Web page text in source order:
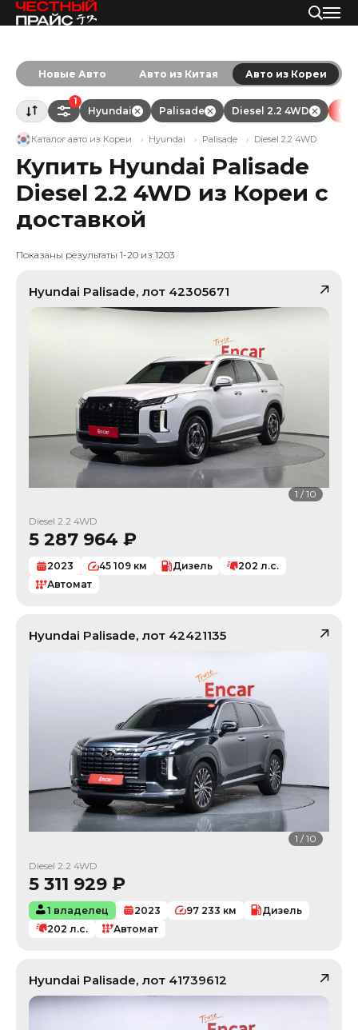
Новые Авто Авто из Китая Авто из Кореи
1
Hyundai Palisade Diesel 2.2 4WD
Каталог авто из Кореи Hyundai Palisade Diesel 2.2 4WD
Купить Hyundai Palisade
Diesel 2.2 4WD из Кореи с
доставкой
Показаны результаты 1-20 из 1203
Hyundai Palisade, лот 42305671
1 /10
Diesel 2.2 4WD
5 287 964 ₽
2023 45 109 км Дизель 202 л.с.
Автомат
Hyundai Palisade, лот 42421135
1 /10
Diesel 2.2 4WD
5 311 929 ₽
1 владелец 2023 97 233 км
Дизель
202 л.с. Автомат
Hyundai Palisade, лот 41739612